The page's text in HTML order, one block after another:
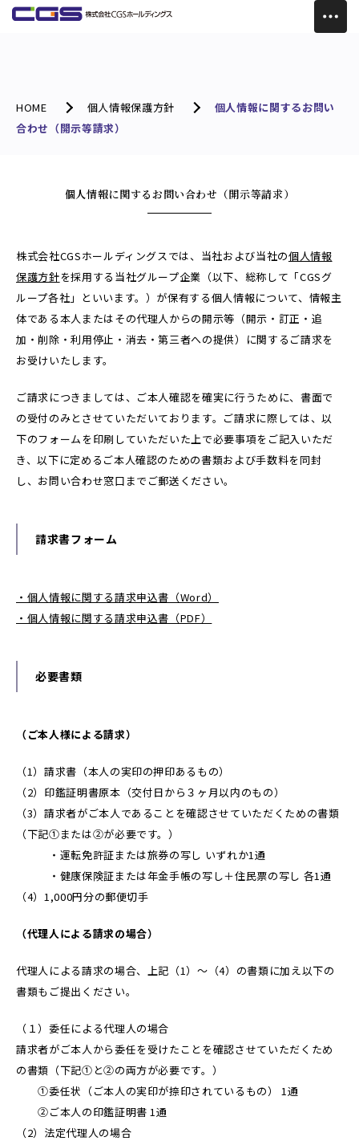
HOME 個人情報保護方針
個人情報に関するお問い
合わせ（開示等請求）
個人情報に関するお問い合わせ（開示等請求）
株式会社CGSホールディングスでは、当社および当社の個人情報
保護方針を採用する当社グループ企業（以下、総称して「CGSグ
ループ各社」といいます。）が保有する個人情報について、情報主
体である本人またはその代理人からの開示等（開示・訂正・追
加・削除・利用停止・消去・第三者への提供）に関するご請求を
お受けいたします。
ご請求につきましては、ご本人確認を確実に行うために、書面で
の受付のみとさせていただいております。ご請求に際しては、以
下のフォームを印刷していただいた上で必要事項をご記入いただ
き、以下に定めるご本人確認のための書類および手数料を同封
し、お問い合わせ窓口までご郵送ください。
請求書フォーム
・個人情報に関する請求申込書（Word）
・個人情報に関する請求申込書（PDF）
必要書類
（ご本人様による請求）
（1）請求書（本人の実印の押印あるもの）
（2）印鑑証明書原本（交付日から３ヶ月以内のもの）
（3）請求者がご本人であることを確認させていただくための書類
（下記①または②が必要です。）
・運転免許証または旅券の写し いずれか1通
・健康保険証または年金手帳の写し＋住民票の写し 各1通
（4）1,000円分の郵便切手
（代理人による請求の場合）
代理人による請求の場合、上記（1）～（4）の書類に加え以下の
書類もご提出ください。
（１）委任による代理人の場合
請求者がご本人から委任を受けたことを確認させていただくため
の書類（下記①と②の両方が必要です。）
①委任状（ご本人の実印が捺印されているもの） 1通
②ご本人の印鑑証明書 1通
（2）法定代理人の場合